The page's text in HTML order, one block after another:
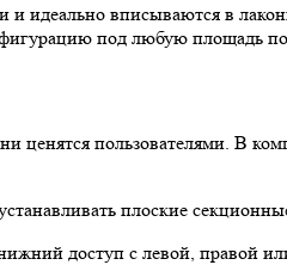
и идеально вписываются в
под любую площадь
ценятся пользователями. В
плоские
доступ с левой, правой